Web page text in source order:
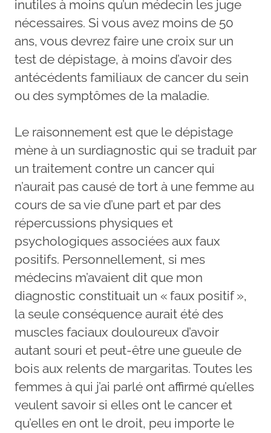
inutiles à moins qu’un médecin les juge
nécessaires. Si vous avez moins de 50
ans, vous devrez faire une croix sur un
test de dépistage, à moins d’avoir des
antécédents familiaux de cancer du sein
ou des symptômes de la maladie.
Le raisonnement est que le dépistage
mène à un surdiagnostic qui se traduit par
un traitement contre un cancer qui
n’aurait pas causé de tort à une femme au
cours de sa vie d’une part et par des
répercussions physiques et
psychologiques associées aux faux
positifs. Personnellement, si mes
médecins m’avaient dit que mon
diagnostic constituait un « faux positif »,
la seule conséquence aurait été des
muscles faciaux douloureux d’avoir
autant souri et peut-être une gueule de
bois aux relents de margaritas. Toutes les
femmes à qui j’ai parlé ont affirmé qu’elles
veulent savoir si elles ont le cancer et
qu’elles en ont le droit, peu importe le